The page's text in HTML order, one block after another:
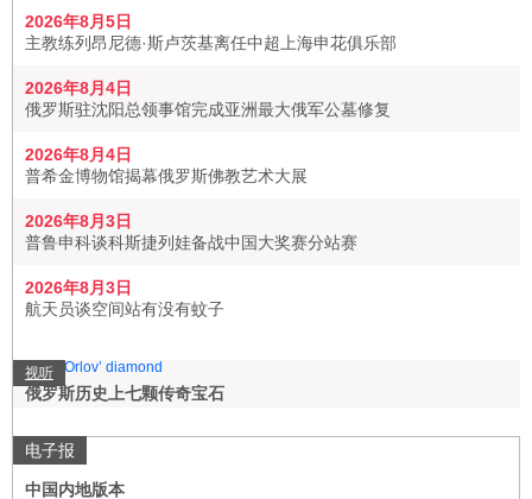
2026年8月5日
主教练列昂尼德·斯卢茨基离任中超上海申花俱乐部
2026年8月4日
俄罗斯驻沈阳总领事馆完成亚洲最大俄军公墓修复
2026年8月4日
普希金博物馆揭幕俄罗斯佛教艺术大展
2026年8月3日
普鲁申科谈科斯捷列娃备战中国大奖赛分站赛
2026年8月3日
航天员谈空间站有没有蚊子
视听
俄罗斯历史上七颗传奇宝石
电子报
中国内地版本